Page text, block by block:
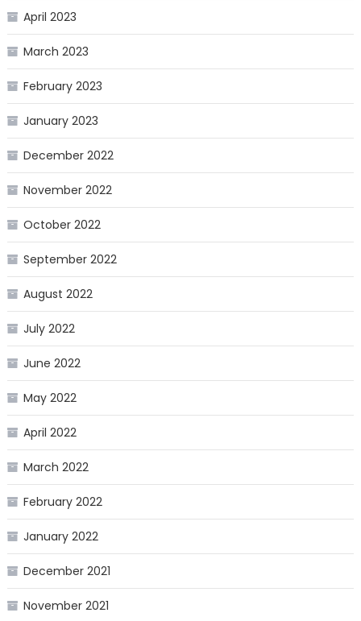
April 2023
March 2023
February 2023
January 2023
December 2022
November 2022
October 2022
September 2022
August 2022
July 2022
June 2022
May 2022
April 2022
March 2022
February 2022
January 2022
December 2021
November 2021